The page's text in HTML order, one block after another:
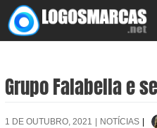
Skip
to
Grupo Falabella e
1 DE OUTUBRO, 2021 NOTÍCIAS